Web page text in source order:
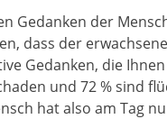
Gedanken der
dass der
Gedanken, die
und 72 % sind
hat also am Tag